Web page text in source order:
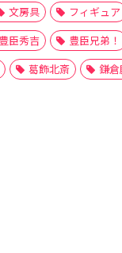
文房具 フィギュア
豊臣秀吉 豊臣兄弟！
葛飾北斎 鎌倉